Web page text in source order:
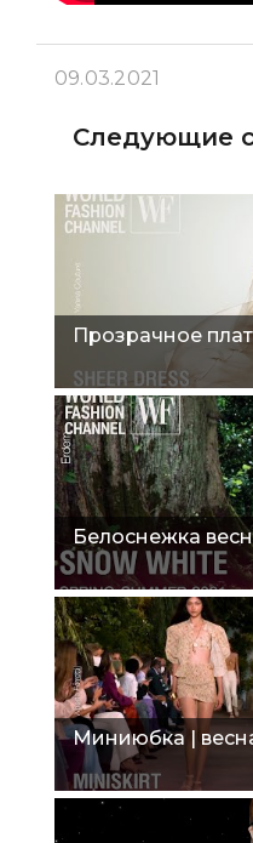
09.03.2021
Следующие
Прозрачное
Белоснежка
Миниюбка |